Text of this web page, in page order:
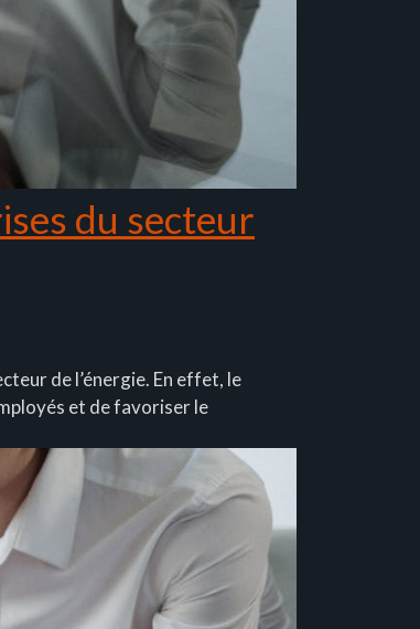
du secteur
de l’énergie. En effet, le
et de favoriser le